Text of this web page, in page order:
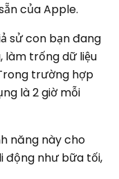
của Apple.
sử con bạn đang
làm trống dữ liệu
trường hợp
là 2 giờ mỗi
năng này cho
động như bữa tối,